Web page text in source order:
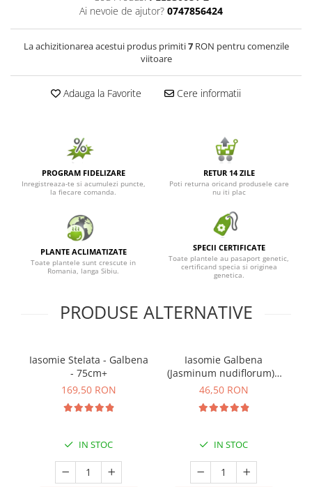
Seminte de Ierburi
Seminte de Legume/Fructe
Ai nevoie de ajutor? 0747856424
La achizitionarea acestui produs primiti7RON pentru comenzile
viitoare
Adauga la Favorite Cere informatii
PROGRAM FIDELIZARE
Inregistreaza-te si acumulezi puncte,
la fiecare comanda.
RETUR 14 ZILE
Poti returna oricand produsele care
nu iti plac
PLANTE ACLIMATIZATE
Toate plantele sunt crescute in
Romania, langa Sibiu.
SPECII CERTIFICATE
Toate plantele au pasaport genetic,
certificand specia si originea
genetica.
PRODUSE ALTERNATIVE
Iasomie Stelata - Galbena
- 75cm+
169,50 RON
IN STOC
Iasomie Galbena
(Jasminum nudiflorum) -
50cm
46,50 RON
IN STOC